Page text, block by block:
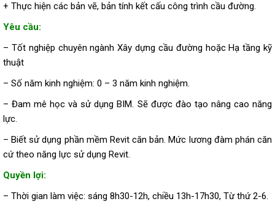
+ Thực hiện các bản vẽ, bản tính kết cấu công trình cầu đường.
Yêu cầu:
– Tốt nghiệp chuyên ngành Xây dựng cầu đường hoặc Hạ tầng kỹ
thuật
– Số năm kinh nghiệm: 0 – 3 năm kinh nghiệm.
– Đam mê học và sử dụng BIM. Sẽ được đào tạo nâng cao năng
lực.
– Biết sử dụng phần mềm Revit căn bản. Mức lương đàm phán căn
cứ theo năng lực sử dụng Revit.
Quyền lợi:
– Thời gian làm việc: sáng 8h30-12h, chiều 13h-17h30, Từ thứ 2-6.